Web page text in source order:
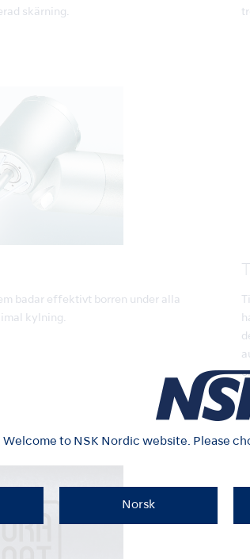
Welcome to NSK Nordic website. Please
Norsk
skärning.
badar effektivt borren under alla
kylning.